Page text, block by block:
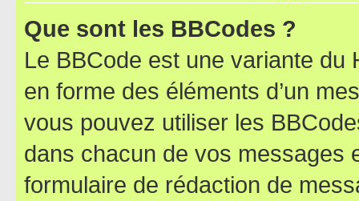
Que sont les BBCodes ?
Le BBCode est une variante du
en forme des éléments d’un
vous pouvez utiliser les
dans chacun de vos messages
formulaire de rédaction de